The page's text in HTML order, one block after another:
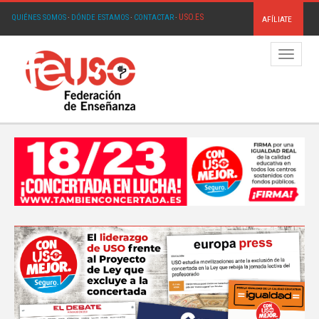
QUIÉNES SOMOS· DÓNDE ESTAMOS· CONTACTAR· USO.ES AFÍLIATE
Menú